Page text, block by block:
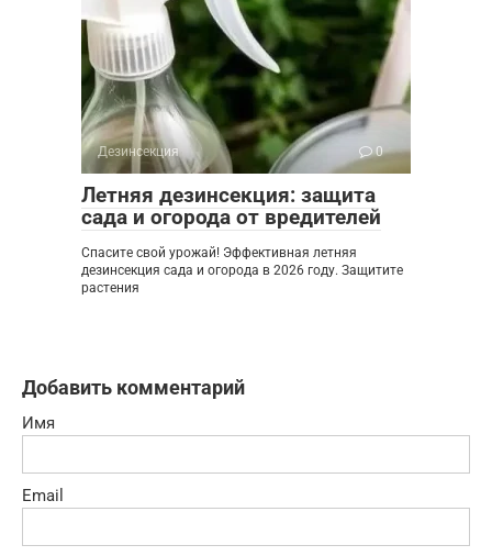
Дезинсекция 0
Летняя дезинсекция: защита
сада и огорода от вредителей
Спасите свой урожай! Эффективная летняя
дезинсекция сада и огорода в 2026 году. Защитите
растения
Добавить комментарий
Имя
Email